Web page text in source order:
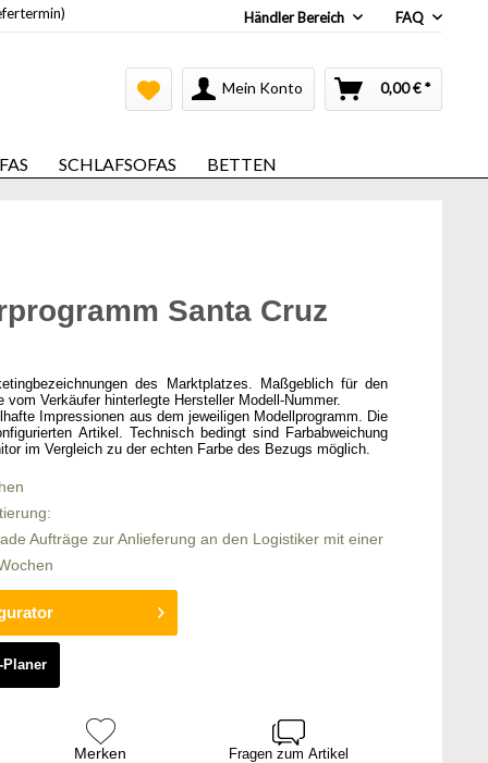
Händler Bereich FAQ
Mein Konto 0,00 € *
SCHLAFSOFAS BETTEN
Santa Cruz
des Marktplatzes. Maßgeblich für den
Verkäufer hinterlegte Hersteller Modell-Nummer.
Impressionen aus dem jeweiligen Modellprogramm. Die
Artikel. Technisch bedingt sind Farbabweichung
im Vergleich zu der echten Farbe des Bezugs möglich.
Aufträge zur Anlieferung an den Logistiker mit einer
Planer
Merken Fragen zum Artikel